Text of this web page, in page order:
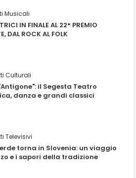
Musicali
IN FINALE AL 22° PREMIO
DAL ROCK AL FOLK
Culturali
il Segesta Teatro
danza e grandi classici
Televisivi
torna in Slovenia: un viaggio
e i sapori della tradizione